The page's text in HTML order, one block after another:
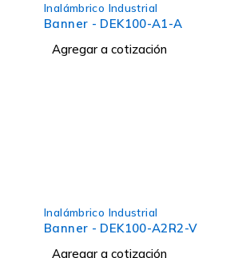
Inalámbrico Industrial
Banner - DEK100-A1-A
Agregar a cotización
Inalámbrico Industrial
Banner - DEK100-A2R2-V
Agregar a cotización